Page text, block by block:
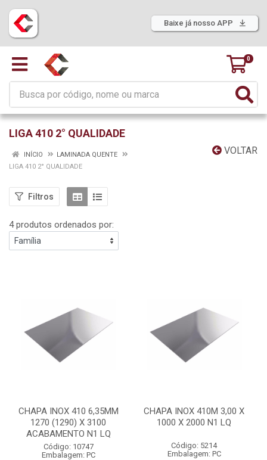
Baixe já nosso APP
0
LIGA 410 2° QUALIDADE
VOLTAR
INÍCIO
LAMINADA QUENTE
LIGA 410 2° QUALIDADE
Filtros
4 produtos ordenados por:
CHAPA INOX 410 6,35MM
1270 (1290) X 3100
ACABAMENTO N1 LQ
Código: 10747
Embalagem: PC
CHAPA INOX 410M 3,00 X
1000 X 2000 N1 LQ
Código: 5214
Embalagem: PC